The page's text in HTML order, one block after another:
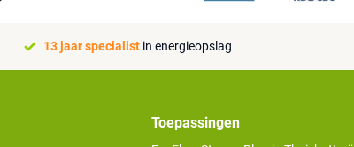
13 jaar specialist in energieopslag
Toepassingen